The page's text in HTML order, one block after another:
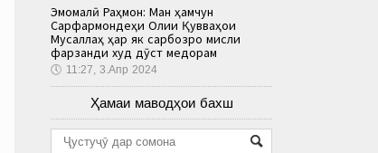
Эмомалӣ Раҳмон: Ман ҳамчун
Сарфармондеҳи Олии Қувваҳои
Мусаллаҳ ҳар як сарбозро мисли
фарзанди худ дӯст медорам
🕔 11:27, 3.Апр 2024
Ҳамаи маводҳои бахш